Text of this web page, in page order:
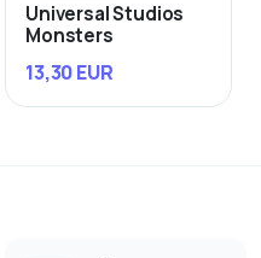
Universal Studios
Monsters
13,30 EUR